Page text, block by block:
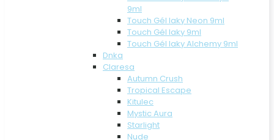
9ml
Touch Gél laky Neon 9ml
Touch Gél laky 9ml
Touch Gél laky Alchemy 9ml
Dnka
Claresa
Autumn Crush
Tropical Escape
Kitulec
Mystic Aura
Starlight
Nude